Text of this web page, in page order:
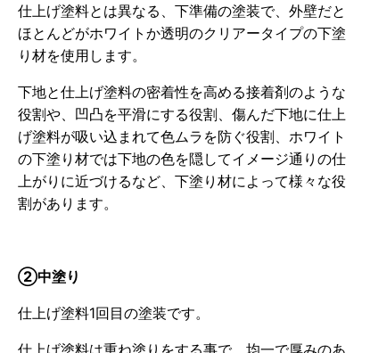
仕上げ塗料とは異なる、下準備の塗装で、外壁だと
ほとんどがホワイトか透明のクリアータイプの下塗
り材を使用します。
下地と仕上げ塗料の密着性を高める接着剤のような
役割や、凹凸を平滑にする役割、傷んだ下地に仕上
げ塗料が吸い込まれて色ムラを防ぐ役割、ホワイト
の下塗り材では下地の色を隠してイメージ通りの仕
上がりに近づけるなど、下塗り材によって様々な役
割があります。
②中塗り
仕上げ塗料1回目の塗装です。
仕上げ塗料は重ね塗りをする事で、均一で厚みのあ